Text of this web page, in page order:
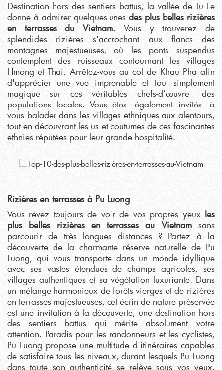
Destination hors des sentiers battus, la vallée de Tu Le
donne à admirer quelques-unes des plus belles rizières
en terrasses du Vietnam. Vous y trouverez de
splendides rizières s'accrochant aux flancs des
montagnes majestueuses, où les ponts suspendus
contemplent des ruisseaux contournant les villages
Hmong et Thai. Arrêtez-vous au col de Khau Pha afin
d'apprécier une vue imprenable et tout simplement
magique sur ces véritables chefs-d’œuvre des
populations locales. Vous êtes également invités à
vous balader dans les villages ethniques aux alentours,
tout en découvrant les us et coutumes de ces fascinantes
ethnies réputées pour leur grande hospitalité.
Rizières en terrasses à Pu Luong
Vous rêvez toujours de voir de vos propres yeux les
plus belles rizières en terrasses au Vietnamsans
parcourir de très longues distances ? Partez à la
découverte de la charmante réserve naturelle de Pu
Luong, qui vous transporte dans un monde idyllique
avec ses vastes étendues de champs agricoles, ses
villages authentiques et sa végétation luxuriante. Dans
un mélange harmonieux de forêts vierges et de rizières
en terrasses majestueuses, cet écrin de nature préservée
est une invitation à la découverte, une destination hors
des sentiers battus qui mérite absolument votre
attention. Paradis pour les randonneurs et les cyclistes,
Pu Luong propose une multitude d'itinéraires capables
de satisfaire tous les niveaux, durant lesquels Pu Luong
dans toute son authenticité se relève sous vos yeux.